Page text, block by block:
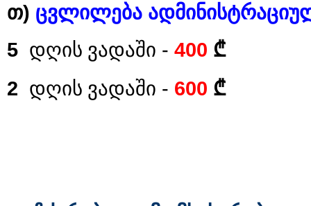
თ) ცვლილება
5 დღის ვადაში - 400 ₾
2 დღის ვადაში - 600 ₾